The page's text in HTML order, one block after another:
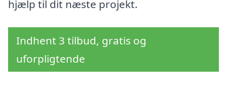
hjælp til dit næste projekt.
Indhent 3 tilbud, gratis og
uforpligtende